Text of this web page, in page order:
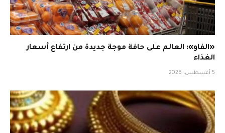
«الفاو»: العالم على حافة موجة جديدة من ارتفاع أسعار
الغذاء
5 أغسطس، 2026